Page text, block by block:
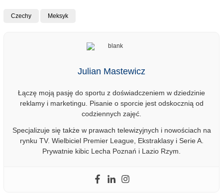
Czechy Meksyk
Julian Mastewicz
Łączę moją pasję do sportu z doświadczeniem w dziedzinie
reklamy i marketingu. Pisanie o sporcie jest odskocznią od
codziennych zajęć.
Specjalizuje się także w prawach telewizyjnych i nowościach na
rynku TV. Wielbiciel Premier League, Ekstraklasy i Serie A.
Prywatnie kibic Lecha Poznań i Lazio Rzym.